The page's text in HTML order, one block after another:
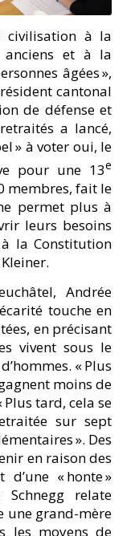
civilisation à la
anciens et à la
âgées »,
cantonal
de défense et
a lancé,
» à voter oui, le
pour une 13e
membres, fait le
permet plus à
leurs besoins
la Constitution
Andrée
touche en
en précisant
vivent sous le
« Plus
moins de
Plus tard, cela se
sur sept
». Des
en raison des
d’une « honte »
relate
une grand-mère
les moyens de